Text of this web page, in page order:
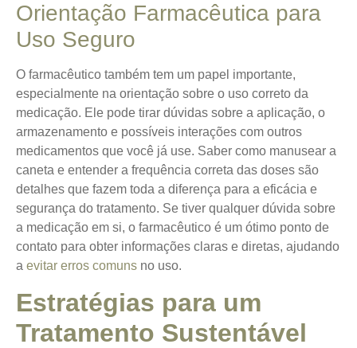
Orientação Farmacêutica para
Uso Seguro
O farmacêutico também tem um papel importante,
especialmente na orientação sobre o uso correto da
medicação. Ele pode tirar dúvidas sobre a aplicação, o
armazenamento e possíveis interações com outros
medicamentos que você já use. Saber como manusear a
caneta e entender a frequência correta das doses são
detalhes que fazem toda a diferença para a eficácia e
segurança do tratamento. Se tiver qualquer dúvida sobre
a medicação em si, o farmacêutico é um ótimo ponto de
contato para obter informações claras e diretas, ajudando
a evitar erros comuns no uso.
Estratégias para um
Tratamento Sustentável